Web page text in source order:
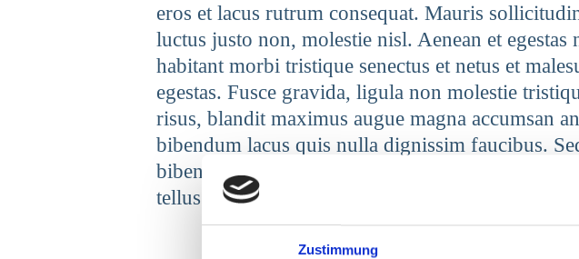
Zustimmung
eros et lacus rutrum consequat. Mauris
luctus justo non, molestie nisl. Aenean et egestas
habitant morbi tristique senectus et netus et
egestas. Fusce gravida, ligula non molestie
risus, blandit maximus augue magna accumsan
bibendum lacus quis nulla dignissim faucibus.
bibendum at purus aliquet, maximus molestie
tellus eu sollicitudin. Sed fringilla malesuada